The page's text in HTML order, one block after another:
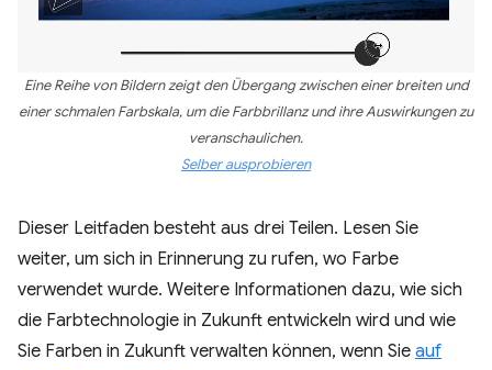
Eine Reihe von Bildern zeigt den Übergang zwischen einer breiten und
einer schmalen Farbskala, um die Farbbrillanz und ihre Auswirkungen zu
veranschaulichen.
Selber ausprobieren
Dieser Leitfaden besteht aus drei Teilen. Lesen Sie
weiter, um sich in Erinnerung zu rufen, wo Farbe
verwendet wurde. Weitere Informationen dazu, wie sich
die Farbtechnologie in Zukunft entwickeln wird und wie
Sie Farben in Zukunft verwalten können, wenn Sie auf